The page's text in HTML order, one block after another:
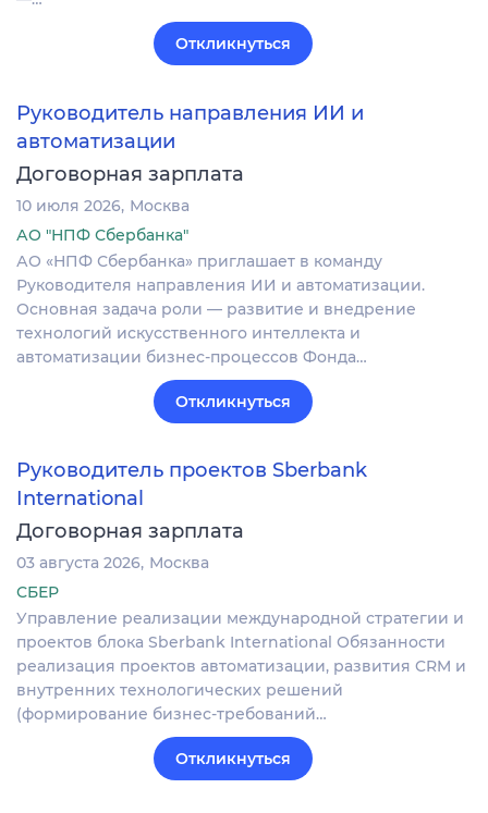
Откликнуться
Руководитель направления ИИ и
автоматизации
Договорная зарплата
10 июля 2026 Москва
АО "НПФ Сбербанка"
АО «НПФ Сбербанка» приглашает в команду
Руководителя направления ИИ и автоматизации.
Основная задача роли — развитие и внедрение
технологий искусственного интеллекта и
автоматизации бизнес-процессов Фонда…
Откликнуться
Руководитель проектов Sberbank
International
Договорная зарплата
03 августа 2026 Москва
СБЕР
Управление реализации международной стратегии и
проектов блока Sberbank International Обязанности
реализация проектов автоматизации, развития CRM и
внутренних технологических решений
(формирование бизнес-требований…
Откликнуться